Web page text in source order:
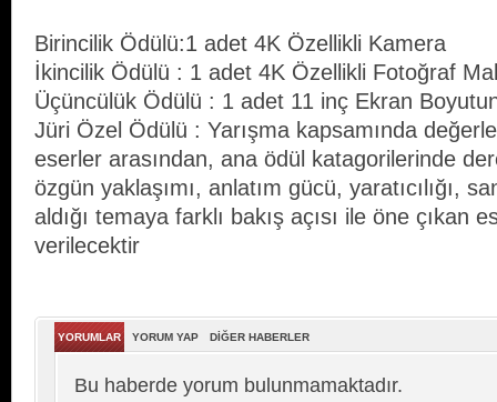
Birincilik Ödülü:1 adet 4K Özellikli Kamera
İkincilik Ödülü : 1 adet 4K Özellikli Fotoğraf
Üçüncülük Ödülü : 1 adet 11 inç Ekran
Jüri Özel Ödülü : Yarışma kapsamında
eserler arasından, ana ödül katagorilerinde
özgün yaklaşımı, anlatım gücü, yaratıcılığı,
aldığı temaya farklı bakış açısı ile öne çıkan
verilecektir
YORUMLAR YORUM YAP DİĞER HABERLER
Bu haberde yorum bulunmamaktadır.